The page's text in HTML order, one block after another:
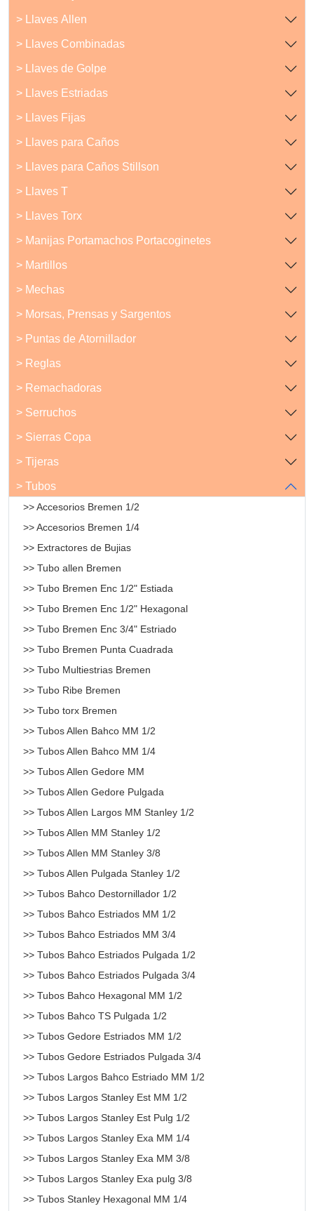
> Llaves Allen
> Llaves Combinadas
> Llaves de Golpe
> Llaves Estriadas
> Llaves Fijas
> Llaves para Caños
> Llaves para Caños Stillson
> Llaves T
> Llaves Torx
> Manijas Portamachos Portacoginetes
> Martillos
> Mechas
> Morsas, Prensas y Sargentos
> Puntas de Atornillador
> Reglas
> Remachadoras
> Serruchos
> Sierras Copa
> Tijeras
> Tubos
>> Accesorios Bremen 1/2
>> Accesorios Bremen 1/4
>> Extractores de Bujias
>> Tubo allen Bremen
>> Tubo Bremen Enc 1/2" Estiada
>> Tubo Bremen Enc 1/2" Hexagonal
>> Tubo Bremen Enc 3/4" Estriado
>> Tubo Bremen Punta Cuadrada
>> Tubo Multiestrias Bremen
>> Tubo Ribe Bremen
>> Tubo torx Bremen
>> Tubos Allen Bahco MM 1/2
>> Tubos Allen Bahco MM 1/4
>> Tubos Allen Gedore MM
>> Tubos Allen Gedore Pulgada
>> Tubos Allen Largos MM Stanley 1/2
>> Tubos Allen MM Stanley 1/2
>> Tubos Allen MM Stanley 3/8
>> Tubos Allen Pulgada Stanley 1/2
>> Tubos Bahco Destornillador 1/2
>> Tubos Bahco Estriados MM 1/2
>> Tubos Bahco Estriados MM 3/4
>> Tubos Bahco Estriados Pulgada 1/2
>> Tubos Bahco Estriados Pulgada 3/4
>> Tubos Bahco Hexagonal MM 1/2
>> Tubos Bahco TS Pulgada 1/2
>> Tubos Gedore Estriados MM 1/2
>> Tubos Gedore Estriados Pulgada 3/4
>> Tubos Largos Bahco Estriado MM 1/2
>> Tubos Largos Stanley Est MM 1/2
>> Tubos Largos Stanley Est Pulg 1/2
>> Tubos Largos Stanley Exa MM 1/4
>> Tubos Largos Stanley Exa MM 3/8
>> Tubos Largos Stanley Exa pulg 3/8
>> Tubos Stanley Hexagonal MM 1/4